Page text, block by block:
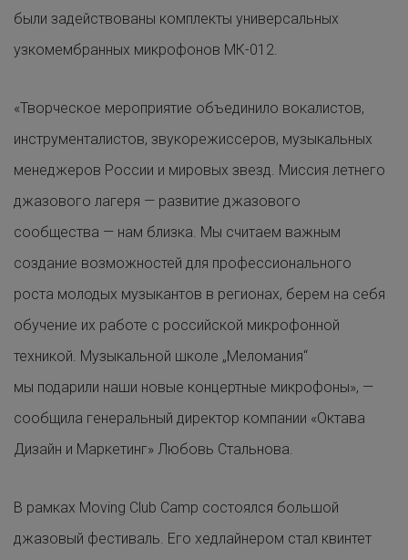
были задействованы комплекты универсальных
узкомембранных микрофонов МК-012.
«Творческое мероприятие объединило вокалистов,
инструменталистов, звукорежиссеров, музыкальных
менеджеров России и мировых звезд. Миссия летнего
джазового лагеря — развитие джазового
сообщества — нам близка. Мы считаем важным
создание возможностей для профессионального
роста молодых музыкантов в регионах, берем на себя
обучение их работе с российской микрофонной
техникой. Музыкальной школе „Меломания“
мы подарили наши новые концертные микрофоны», —
сообщила генеральный директор компании «Октава
Дизайн и Маркетинг» Любовь Стальнова.
В рамках Moving Club Camp состоялся большой
джазовый фестиваль. Его хедлайнером стал квинтет